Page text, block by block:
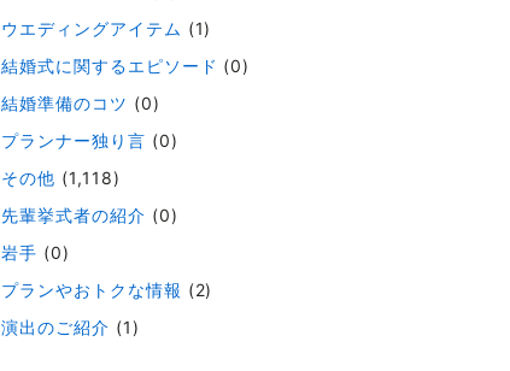
ウエディングアイテム (1)
結婚式に関するエピソード (0)
結婚準備のコツ (0)
プランナー独り言 (0)
その他 (1,118)
先輩挙式者の紹介 (0)
岩手 (0)
プランやおトクな情報 (2)
演出のご紹介 (1)